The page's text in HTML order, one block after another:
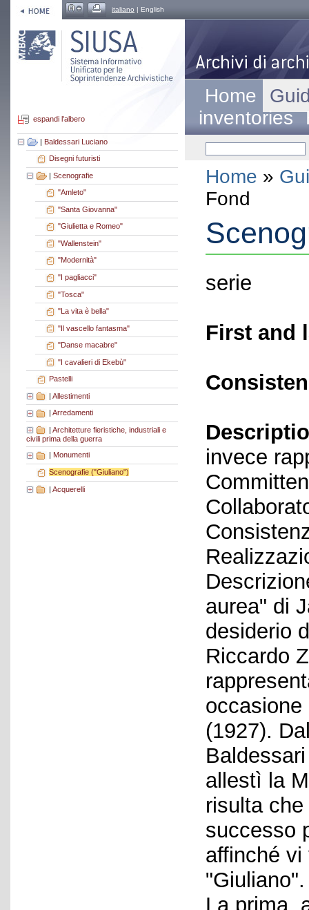
italiano | English
espandi l'albero
| Baldessari Luciano
Disegni futuristi
| Scenografie
"Amleto"
"Santa Giovanna"
"Giulietta e Romeo"
"Wallenstein"
"Modernità"
"I pagliacci"
"Tosca"
"La vita è bella"
"Il vascello fantasma"
"Danse macabre"
"I cavalieri di Ekebù"
Pastelli
| Allestimenti
Arredamenti
| Architetture fieristiche, industriali e
civili prima della guerra
Monumenti
Scenografie ("Giuliano")
| Acquerelli
Home
inventories
Home »
Fond
serie
First and
invece
aurea" di
desiderio
Riccardo
occasione
(1927).
allestì la
risulta
successo
affinché
"Giuliano".
La prima,